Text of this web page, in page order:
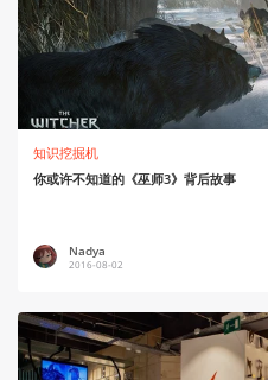
知识挖掘机
你或许不知道的《巫师3》背后故事
Nadya
2016-08-02